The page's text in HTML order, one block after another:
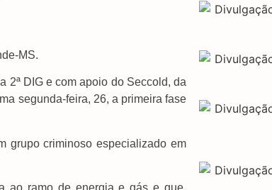
MS.
2ª DIG e com apoio do Seccold, da
segunda-feira, 26, a primeira fase
grupo criminoso especializado em